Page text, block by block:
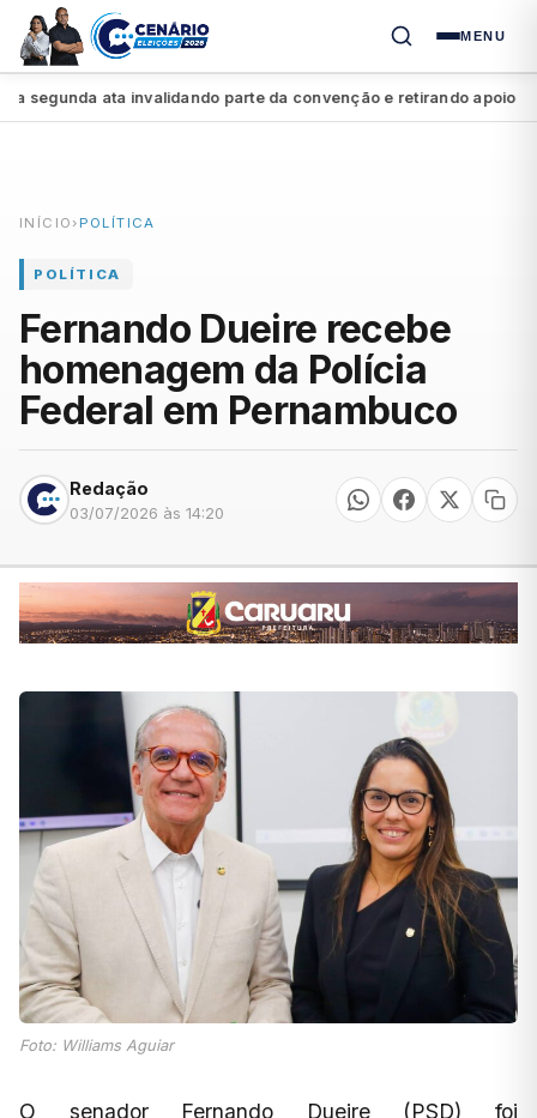
MENU
ata invalidando parte da convenção e retirando apoio a
INÍCIO › POLÍTICA
POLÍTICA
Fernando Dueire recebe
homenagem da Polícia
Federal em Pernambuco
Redação
03/07/2026 às 14:20
Foto: Williams Aguiar
O senador Fernando Dueire (PSD) foi